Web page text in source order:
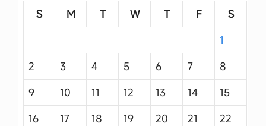
S
M T W T F
S
1
2
3 4 5 6 7
8
9
10 11 12 13 14
15
16
17 18 19 20 21
22